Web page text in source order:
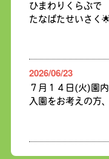
ひまわりくらぶで
たなばたせいさく
2026/06/23
７月１４日(火)園
入園をお考えの方